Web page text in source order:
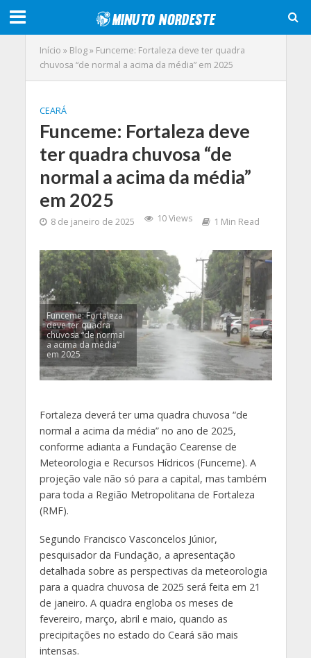
Início » Blog» Funceme: Fortaleza deve ter quadra
chuvosa “de normal a acima da média” em 2025
CEARÁ
Funceme: Fortaleza deve
ter quadra chuvosa “de
normal a acima da média”
em 2025
8 de janeiro de 2025 10 Views 1 Min Read
Funceme: Fortaleza
deve ter quadra
chuvosa “de normal
a acima da média”
em 2025
Fortaleza deverá ter uma quadra chuvosa “de
normal a acima da média” no ano de 2025,
conforme adianta a Fundação Cearense de
Meteorologia e Recursos Hídricos (Funceme). A
projeção vale não só para a capital, mas também
para toda a Região Metropolitana de Fortaleza
(RMF).
Segundo Francisco Vasconcelos Júnior,
pesquisador da Fundação, a apresentação
detalhada sobre as perspectivas da meteorologia
para a quadra chuvosa de 2025 será feita em 21
de janeiro. A quadra engloba os meses de
fevereiro, março, abril e maio, quando as
precipitações no estado do Ceará são mais
intensas.